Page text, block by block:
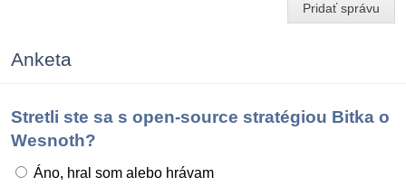
Pridať správu
Anketa
Stretli ste sa s open-source stratégiou Bitka o
Wesnoth?
Áno, hral som alebo hrávam